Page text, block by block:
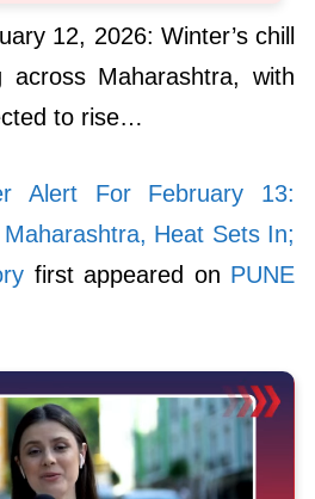
12, 2026: Winter’s chill
across Maharashtra, with
to rise…
Alert For February 13:
Heat Sets In;
first appeared on PUNE